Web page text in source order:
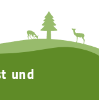
und